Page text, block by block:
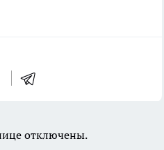
отключены.